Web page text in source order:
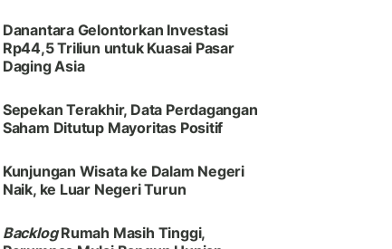
Danantara Gelontorkan Investasi
Rp44,5 Triliun untuk Kuasai Pasar
Daging Asia
Sepekan Terakhir, Data Perdagangan
Saham Ditutup Mayoritas Positif
Kunjungan Wisata ke Dalam Negeri
Naik, ke Luar Negeri Turun
BacklogRumah Masih Tinggi,